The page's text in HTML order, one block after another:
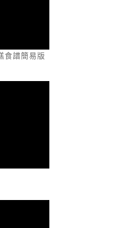
食譜簡易版